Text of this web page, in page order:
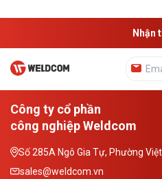
Nhận
Công ty cổ phần
công nghiệp Weldcom
Số 285A Ngô Gia Tự, Phường
sales@weldcom.vn